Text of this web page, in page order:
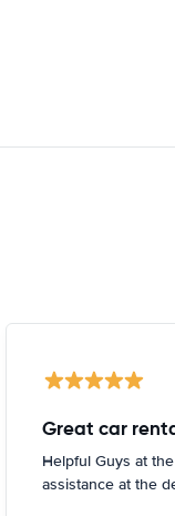
Great car
Helpful Guys at
assistance at the